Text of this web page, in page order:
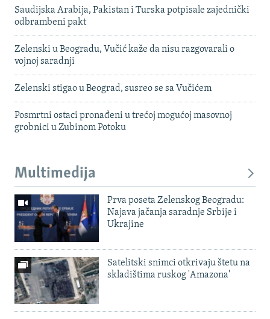
Saudijska Arabija, Pakistan i Turska potpisale zajednički
odbrambeni pakt
Zelenski u Beogradu, Vučić kaže da nisu razgovarali o
vojnoj saradnji
Zelenski stigao u Beograd, susreo se sa Vučićem
Posmrtni ostaci pronađeni u trećoj mogućoj masovnoj
grobnici u Zubinom Potoku
Multimedija
Prva poseta Zelenskog Beogradu:
Najava jačanja saradnje Srbije i
Ukrajine
Satelitski snimci otkrivaju štetu na
skladištima ruskog 'Amazona'